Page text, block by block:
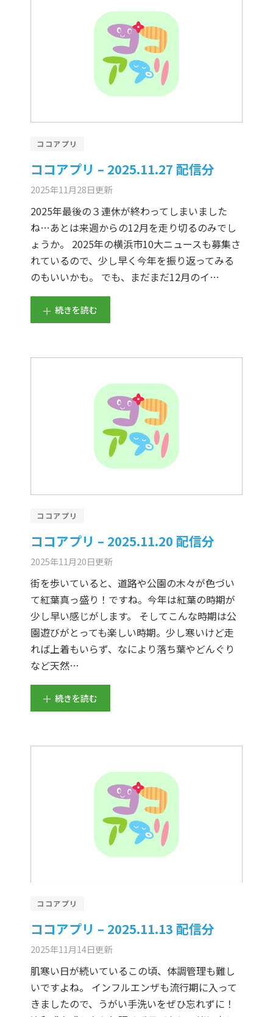
ココアプリ
ココアプリ – 2025.11.27 配信分
2025年11月28日更新
2025年最後の３連休が終わってしまいました
ね…あとは来週からの12月を走り切るのみでし
ょうか。 2025年の横浜市10大ニュースも募集さ
れているので、少し早く今年を振り返ってみる
のもいいかも。 でも、まだまだ12月のイ…
続きを読む
ココアプリ
ココアプリ – 2025.11.20 配信分
2025年11月20日更新
街を歩いていると、道路や公園の木々が色づい
て紅葉真っ盛り！ですね。今年は紅葉の時期が
少し早い感じがします。 そしてこんな時期は公
園遊びがとっても楽しい時期。少し寒いけど走
れば上着もいらず、なにより落ち葉やどんぐり
など天然…
続きを読む
ココアプリ
ココアプリ – 2025.11.13 配信分
2025年11月14日更新
肌寒い日が続いているこの頃、体調管理も難し
いですよね。 インフルエンザも流行期に入って
きましたので、うがい手洗いをぜひ忘れずに！